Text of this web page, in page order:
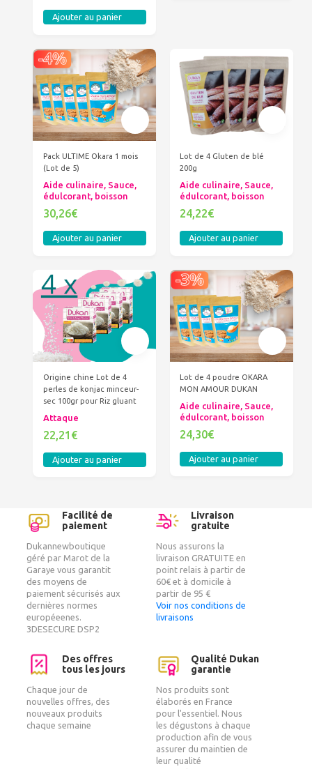
Ajouter au panier
Pack ULTIME Okara 1 mois
(Lot de 5)
Aide culinaire, Sauce,
édulcorant, boisson
30,26€
Ajouter au panier
Lot de 4 Gluten de blé
200g
Aide culinaire, Sauce,
édulcorant, boisson
24,22€
Ajouter au panier
Origine chine Lot de 4
perles de konjac minceur-
sec 100gr pour Riz gluant
Attaque
22,21€
Ajouter au panier
Lot de 4 poudre OKARA
MON AMOUR DUKAN
Aide culinaire, Sauce,
édulcorant, boisson
24,30€
Ajouter au panier
Facilité de
paiement
Dukannewboutique
géré par Marot de la
Garaye vous garantit
des moyens de
paiement sécurisés aux
dernières normes
européeenes.
3DESECURE DSP2
Livraison
gratuite
Nous assurons la
livraison GRATUITE en
point relais à partir de
60€ et à domicile à
partir de 95 €
Voir nos conditions de
livraisons
Des offres
tous les jours
Chaque jour de
nouvelles offres, des
nouveaux produits
chaque semaine
Qualité Dukan
garantie
Nos produits sont
élaborés en France
pour l'essentiel. Nous
les dégustons à chaque
production afin de vous
assurer du maintien de
leur qualité